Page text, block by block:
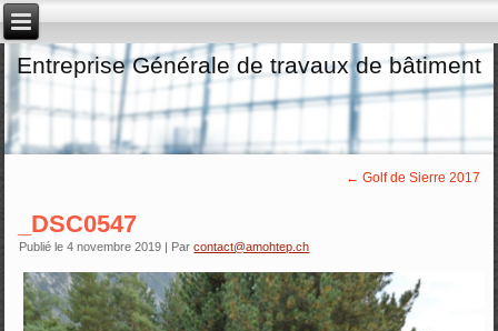
Entreprise Générale de travaux de bâtiment
← Golf de Sierre 2017
_DSC0547
Publié le 4 novembre 2019 | Par contact@amohtep.ch